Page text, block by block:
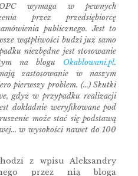
wymaga w pewnych
przez przedsiębiorcę
publicznego. Jest to
wątpliwości budzi już samo
niezbędne jest stosowanie
na blogu Okablowani.pl.
zastosowanie w naszym
pierwszy problem. (…) Skutki
gdyż w przypadku realizacji
dokładnie weryfikowane pod
może stać się podstawą
w wysokości nawet do 100
z wpisu Aleksandry
przez nią bloga